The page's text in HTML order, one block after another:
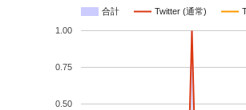
合計 Twitter (通常)
0.50
0.75
1.00